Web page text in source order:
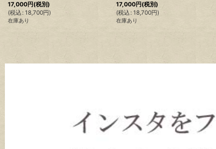
17,000円(税別)
(税込 : 18,700円)
在庫あり
17,000円(税別)
(税込 : 18,700円)
在庫あり